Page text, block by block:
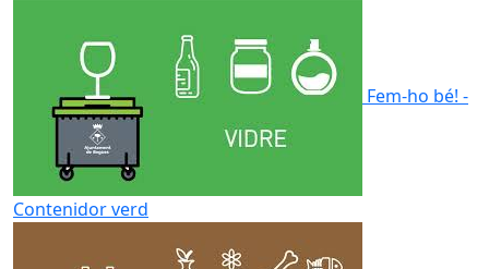
Fem-ho bé! -
Contenidor verd